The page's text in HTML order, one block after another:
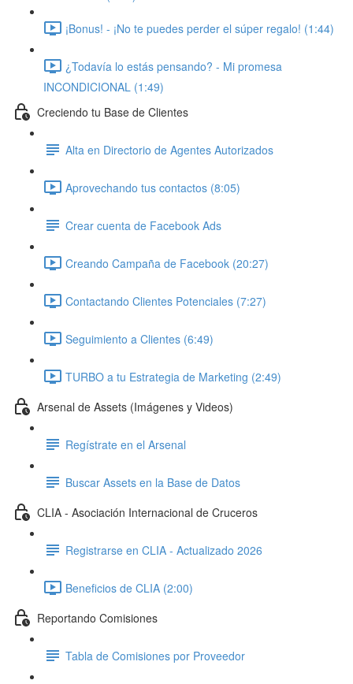
¡Bonus! - ¡No te puedes perder el súper regalo! (1:44)
¿Todavía lo estás pensando? - Mi promesa
INCONDICIONAL (1:49)
Creciendo tu Base de Clientes
Alta en Directorio de Agentes Autorizados
Aprovechando tus contactos (8:05)
Crear cuenta de Facebook Ads
Creando Campaña de Facebook (20:27)
Contactando Clientes Potenciales (7:27)
Seguimiento a Clientes (6:49)
TURBO a tu Estrategia de Marketing (2:49)
Arsenal de Assets (Imágenes y Videos)
Regístrate en el Arsenal
Buscar Assets en la Base de Datos
CLIA - Asociación Internacional de Cruceros
Registrarse en CLIA - Actualizado 2026
Beneficios de CLIA (2:00)
Reportando Comisiones
Tabla de Comisiones por Proveedor